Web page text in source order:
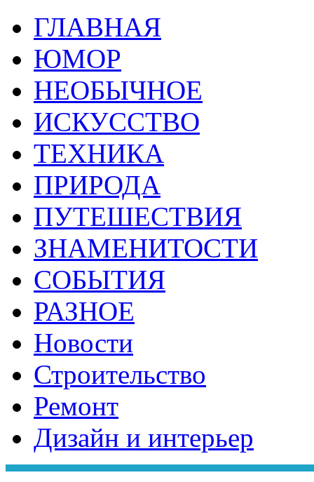
ГЛАВНАЯ
ЮМОР
НЕОБЫЧНОЕ
ИСКУССТВО
ТЕХНИКА
ПРИРОДА
ПУТЕШЕСТВИЯ
ЗНАМЕНИТОСТИ
СОБЫТИЯ
РАЗНОЕ
Новости
Строительство
Ремонт
Дизайн и интерьер